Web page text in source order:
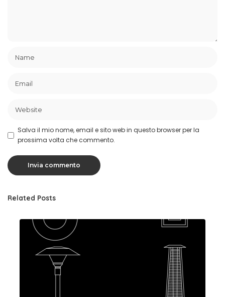
Salva il mio nome, email e sito web in questo browser per la
prossima volta che commento.
Related Posts